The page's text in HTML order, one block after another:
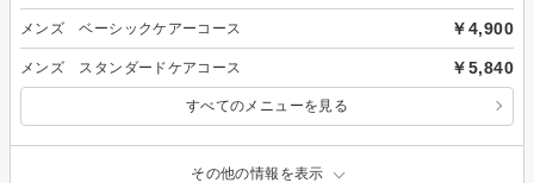
メンズ ベーシックケアーコース ￥4,900
メンズ スタンダードケアコース ￥5,840
すべてのメニューを見る
その他の情報を表示